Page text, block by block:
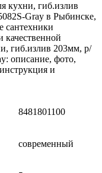
кухни, гиб.излив
Gray в Рыбинске,
сантехники
качественной
гиб.излив 203мм, р/
описание, фото,
и
8481801100
современный